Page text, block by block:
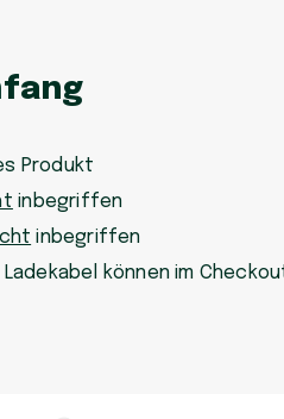
Produkt
inbegriffen
inbegriffen
können im